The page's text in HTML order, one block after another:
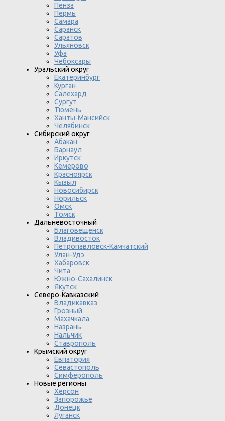
Пенза
Пермь
Самара
Саранск
Саратов
Ульяновск
Уфа
Чебоксары
Уральский округ
Екатеринбург
Курган
Салехард
Сургут
Тюмень
Ханты-Мансийск
Челябинск
Сибирский округ
Абакан
Барнаул
Иркутск
Кемерово
Красноярск
Кызыл
Новосибирск
Норильск
Омск
Томск
Дальневосточный
Благовещенск
Владивосток
Петропавловск-Камчатский
Улан-Удэ
Хабаровск
Чита
Южно-Сахалинск
Якутск
Северо-Кавказский
Владикавказ
Грозный
Махачкала
Назрань
Нальчик
Ставрополь
Крымский округ
Евпатория
Севастополь
Симферополь
Новые регионы
Херсон
Запорожье
Донецк
Луганск